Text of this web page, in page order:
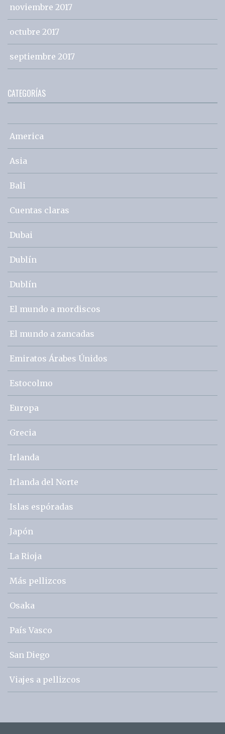
noviembre 2017
octubre 2017
septiembre 2017
CATEGORÍAS
America
Asia
Bali
Cuentas claras
Dubai
Dublín
Dublín
El mundo a mordiscos
El mundo a zancadas
Emiratos Árabes Únidos
Estocolmo
Europa
Grecia
Irlanda
Irlanda del Norte
Islas espóradas
Japón
La Rioja
Más pellizcos
Osaka
País Vasco
San Diego
Viajes a pellizcos